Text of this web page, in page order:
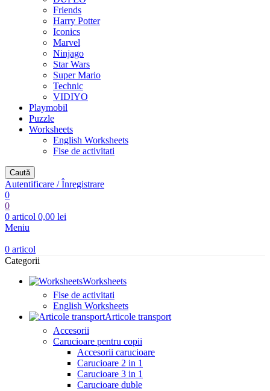
Friends
Harry Potter
Iconics
Marvel
Ninjago
Star Wars
Super Mario
Technic
VIDIYO
Playmobil
Puzzle
Worksheets
English Worksheets
Fise de activitati
Caută
Autentificare / Înregistrare
0
0
0 articol 0,00 lei
Meniu
0 articol
Categorii
Worksheets
Fise de activitati
English Worksheets
Articole transport
Accesorii
Carucioare pentru copii
Accesorii carucioare
Carucioare 2 in 1
Carucioare 3 in 1
Carucioare duble